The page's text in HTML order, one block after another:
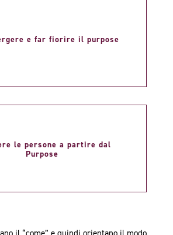
e far fiorire il purpose
le persone a partire dal
Purpose